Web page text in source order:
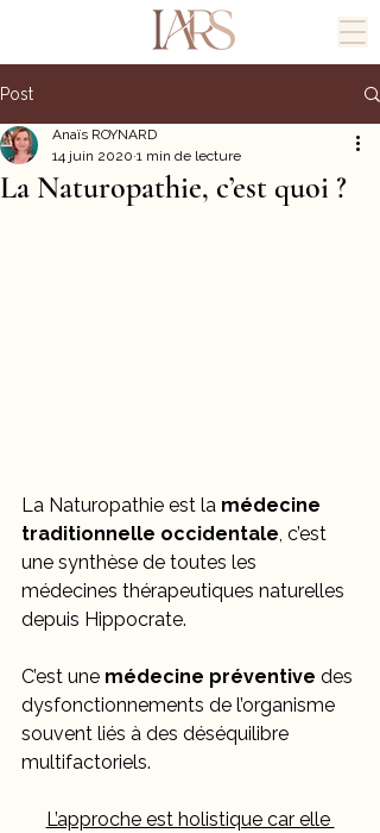
Post
La Naturopathie, c’est quoi ?
Anaïs ROYNARD
14 juin 2020 1 min de lecture
La Naturopathie est la médecine
traditionnelle occidentale, c’est
une synthèse de toutes les
médecines thérapeutiques naturelles
depuis Hippocrate.
C’est une médecine préventive des
dysfonctionnements de l’organisme
souvent liés à des déséquilibre
multifactoriels.
L’approche est holistique car elle